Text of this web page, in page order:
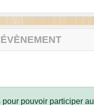
pour pouvoir participer